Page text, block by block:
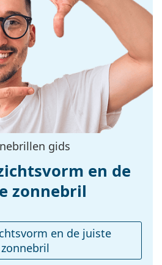
Metaal/Plastic
M
138 mm
145 mm
19 mm
145 gr
No
No
No
gids
en de
zonnebril
en de juiste
zonnebril